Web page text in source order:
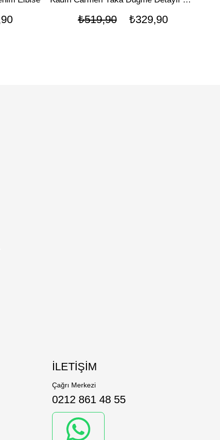
₺329,90
₺519,90
İLETİŞİM
Çağrı Merkezi
0212 861 48 55